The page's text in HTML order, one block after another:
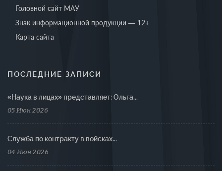
Головной сайт МАУ
Знак информационной продукции — 12+
Карта сайта
ПОСЛЕДНИЕ ЗАПИСИ
«Наука в лицах» представляет: Ольга...
05 Июн 2026
Cлужба по контракту в войсках...
04 Июн 2026